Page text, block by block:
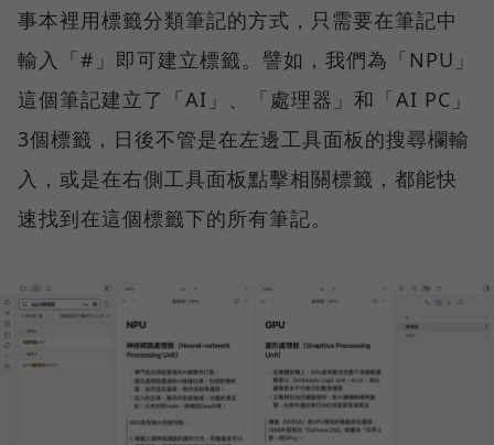
事本裡用標籤分類筆記的方式，只需要在筆記中
輸入「#」即可建立標籤。譬如，我們為「NPU」
這個筆記建立了「AI」、「處理器」和「AI PC」
3個標籤，日後不管是在左邊工具面板的搜尋欄輸
入，或是在右側工具面板點擊相關標籤，都能快
速找到在這個標籤下的所有筆記。